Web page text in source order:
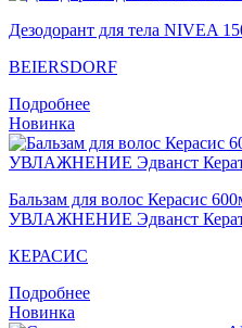
Дезодорант для тела NIVEA
BEIERSDORF
Подробнее
Новинка
Бальзам для волос Керасис
УВЛАЖНЕНИЕ Эдванст
КЕРАСИС
Подробнее
Новинка